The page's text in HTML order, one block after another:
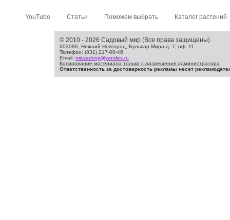
YouTube Статьи Поможем выбрать Каталог растений
© 2010 - 2026 Садовый мир (Все права защищены)
603086, Нижний Новгород, Бульвар Мира д. 7, оф. 11
Телефон: (831) 217-00-46
Email: mir.sadovy@yandex.ru
Копирование материала только с разрешения администратора
Ответственность за достоверность рекламы несет